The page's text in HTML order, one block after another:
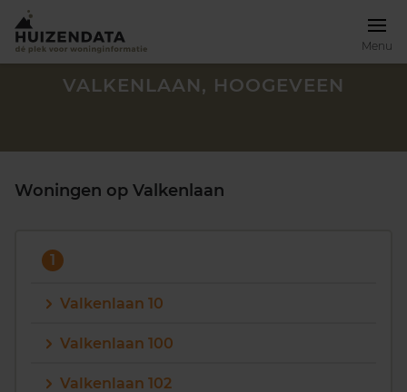
Menu
VALKENLAAN, HOOGEVEEN
Woningen op Valkenlaan
1
Valkenlaan 10
Valkenlaan 100
Valkenlaan 102